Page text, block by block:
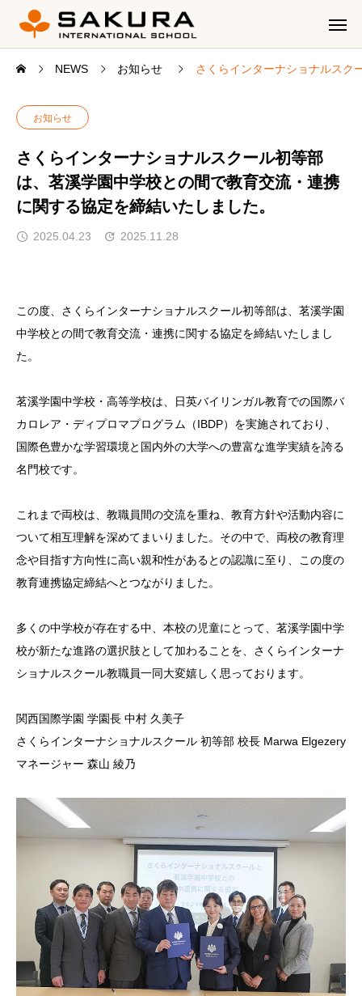
NEWS お知らせ さくらインターナショナルスク
お知らせ
さくらインターナショナルスクール初等部
は、茗溪学園中学校との間で教育交流・連携
に関する協定を締結いたしました。
2025.04.23 2025.11.28
この度、さくらインターナショナルスクール初等部は、茗溪学園
中学校との間で教育交流・連携に関する協定を締結いたしまし
た。
茗溪学園中学校・高等学校は、日英バイリンガル教育での国際バ
カロレア・ディプロマプログラム（IBDP）を実施されており、
国際色豊かな学習環境と国内外の大学への豊富な進学実績を誇る
名門校です。
これまで両校は、教職員間の交流を重ね、教育方針や活動内容に
ついて相互理解を深めてまいりました。その中で、両校の教育理
念や目指す方向性に高い親和性があるとの認識に至り、この度の
教育連携協定締結へとつながりました。
多くの中学校が存在する中、本校の児童にとって、茗溪学園中学
校が新たな進路の選択肢として加わることを、さくらインターナ
ショナルスクール教職員一同大変嬉しく思っております。
関西国際学園 学園長 中村 久美子
さくらインターナショナルスクール 初等部 校長 Marwa Elgezery
マネージャー 森山 綾乃